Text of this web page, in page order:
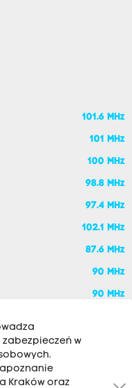
101.6 MHz
101 MHz
100 MHz
98.8 MHz
97.4 MHz
102.1 MHz
87.6 MHz
90 MHz
90 MHz
w
Kraków oraz